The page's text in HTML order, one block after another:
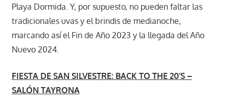
Playa Dormida. Y, por supuesto, no pueden faltar las
tradicionales uvas y el brindis de medianoche,
marcando así el Fin de Año 2023 y la llegada del Año
Nuevo 2024.
FIESTA DE SAN SILVESTRE: BACK TO THE 20’S –
SALÓN TAYRONA